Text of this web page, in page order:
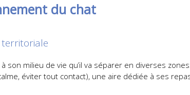
du chat
territoriale
son milieu de vie qu’il va séparer en diverses
éviter tout contact), une aire dédiée à ses